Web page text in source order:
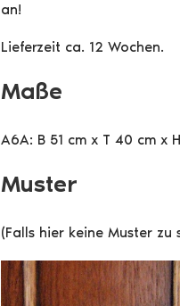
an!
Lieferzeit ca. 12 Wochen.
Maße
A6A: B 51 cm x T 40 cm x
Muster
(Falls hier keine Muster